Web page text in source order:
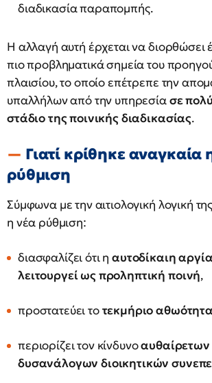
διαδικασία παραπομπής.
Η αλλαγή αυτή έρχεται να διορθώσει
πιο προβληματικά σημεία του
πλαισίου, το οποίο επέτρεπε την
υπαλλήλων από την υπηρεσίασε
στάδιο της ποινικής διαδικασίας.
Γιατί κρίθηκε αναγκαία
ρύθμιση
Σύμφωνα με την αιτιολογική λογική
η νέα ρύθμιση:
διασφαλίζει ότι ηαυτοδίκαιη
λειτουργεί ως προληπτική ποινή,
προστατεύει τοτεκμήριο
περιορίζει τον κίνδυνοαυθαίρετων
δυσανάλογων διοικητικών